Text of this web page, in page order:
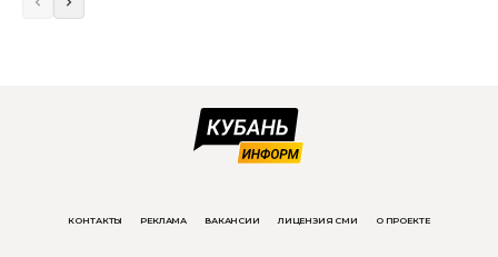
КОНТАКТЫ РЕКЛАМА ВАКАНСИИ ЛИЦЕНЗИЯ СМИ О ПРОЕКТЕ